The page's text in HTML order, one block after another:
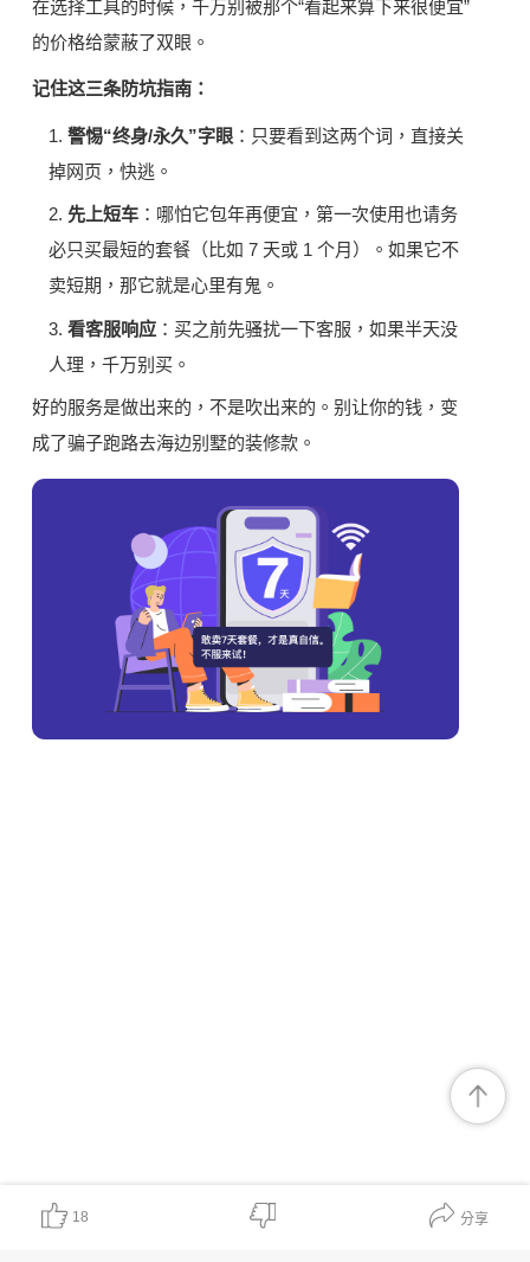
在选择工具的时候，千万别被那个“看起来算下来很便宜”
的价格给蒙蔽了双眼。
记住这三条防坑指南：
1.警惕“终身/永久”字眼 ：只要看到这两个词，直接关
掉网页，快逃。
2. 先上短车 ：哪怕它包年再便宜，第一次使用也请务
必只买最短的套餐（比如 7 天或 1 个月）。如果它不
卖短期，那它就是心里有鬼。
3.看客服响应 ：买之前先骚扰一下客服，如果半天没
人理，千万别买。
好的服务是做出来的，不是吹出来的。别让你的钱，变
成了骗子跑路去海边别墅的装修款。
18 分享
對我有幫助 非常有價值 內容無幫助